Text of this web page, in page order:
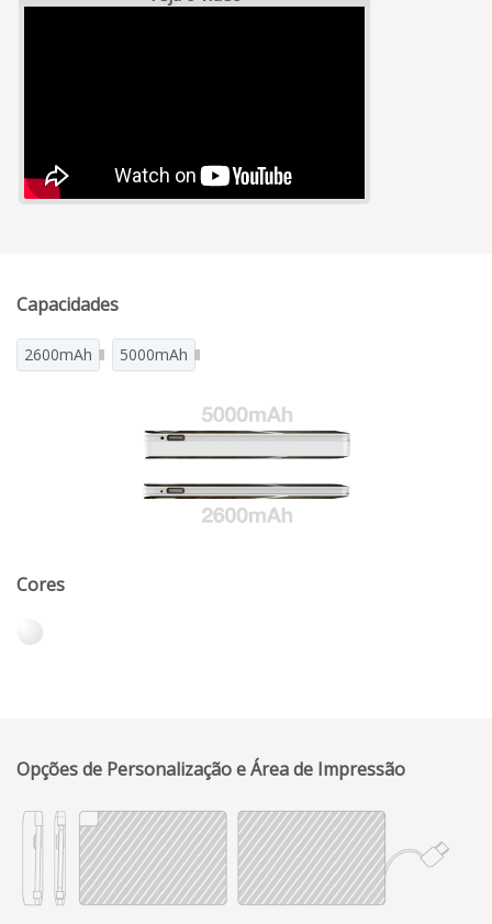
Capacidades
2600mAh 5000mAh
Cores
Opções de Personalização e Área de Impressão